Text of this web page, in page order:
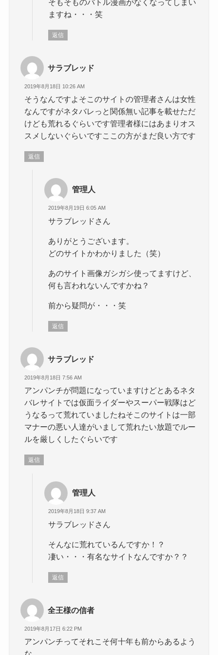
そもそものバトル漫画がなくなってしまい
ますね・・・笑
返信
サラブレッド
2019年8月18日 10:26 AM
そうなんですよそこのサイトの管理者さんは女性
なんですがネタバレっと関係無い記事を載せただ
けども荒れるぐらいです管理者様にはあまりオス
スメしないぐらいですここの方がまだ良い方です
返信
管理人
2019年8月19日 6:05 AM
サラブレッドさん
ありがとうございます。
どのサイトかわかりました（笑）
あのサイト画像ガシガシ使ってますけど、
何も言われないんですかね？
前から疑問が・・・笑
返信
サラブレッド
2019年8月18日 7:56 AM
アンパンチが問題になっていますけどとあるネタ
バレサイトでは仮面ライダーやスーパー戦隊はど
うなるって荒れていましたねそこのサイトは一部
マナーの悪い人達がいまして荒れたい放題でルー
ルを厳しくしたぐらいです
返信
管理人
2019年8月18日 9:37 AM
サラブレッドさん
そんなに荒れているんですか！？
凄い・・・有名なサイトなんですか？？
返信
全王様の信者
2019年8月17日 6:22 PM
アンパンチってそれこそ何十年も前からあるよう